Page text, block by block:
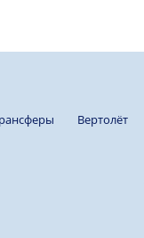
Вертолёт